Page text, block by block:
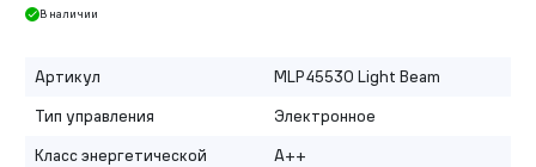
В наличии
Артикул
MLP45530 Light Beam
Тип управления
Электронное
Класс энергетической
A++